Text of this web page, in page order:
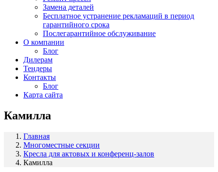
Замена деталей
Бесплатное устранение рекламаций в период
гарантийного срока
Послегарантийное обслуживание
О компании
Блог
Дилерам
Тендеры
Контакты
Блог
Карта сайта
Камилла
Главная
Многоместные секции
Кресла для актовых и конференц-залов
Камилла